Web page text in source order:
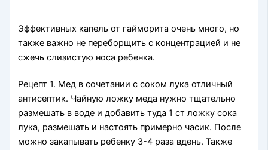
Эффективных капель от гайморита очень много, но
также важно не переборщить с концентрацией и не
сжечь слизистую носа ребенка.
Рецепт 1. Мед в сочетании с соком лука отличный
антисептик. Чайную ложку меда нужно тщательно
размешать в воде и добавить туда 1 ст ложку сока
лука, размешать и настоять примерно часик. После
можно закапывать ребенку 3-4 раза вдень. Также